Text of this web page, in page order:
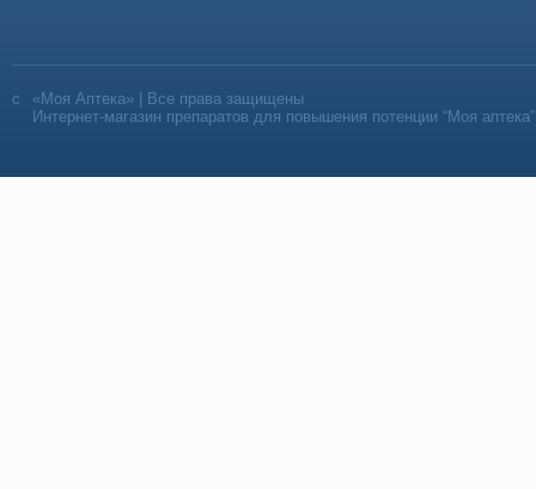
«Моя Аптека» | Все права защищены
Интернет-магазин препаратов для повышения потенции “Моя